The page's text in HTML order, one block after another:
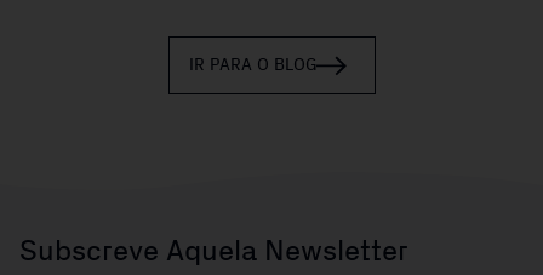
IR PARA O BLOG
Subscreve Aquela Newsletter